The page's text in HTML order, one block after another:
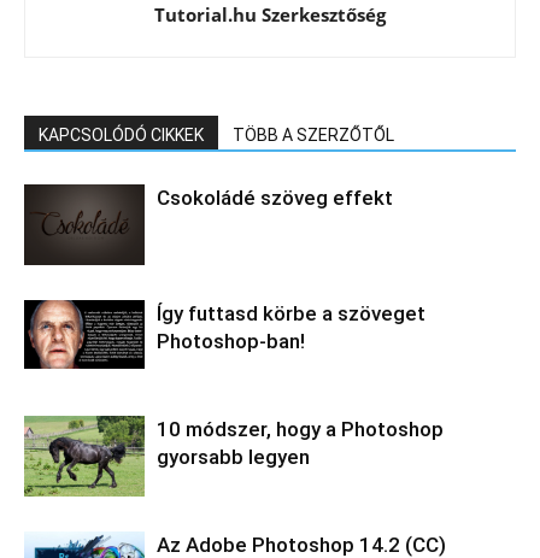
Tutorial.hu Szerkesztőség
KAPCSOLÓDÓ CIKKEK TÖBB A SZERZŐTŐL
Csokoládé szöveg effekt
Így futtasd körbe a szöveget
Photoshop-ban!
10 módszer, hogy a Photoshop
gyorsabb legyen
Az Adobe Photoshop 14.2 (CC)